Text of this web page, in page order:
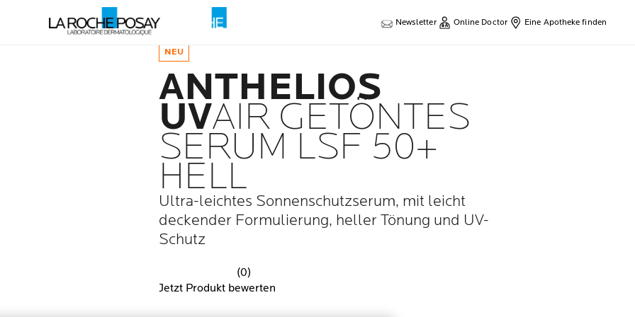
Newsletter Online Doctor Eine Apotheke finden
NEU
ANTHELIOS
UVAIR GETÖNTES
SERUM LSF 50+
HELL
Ultra-leichtes Sonnenschutzserum, mit leicht
deckender Formulierung, heller Tönung und UV-
Schutz
(0)
Jetzt Produkt bewerten